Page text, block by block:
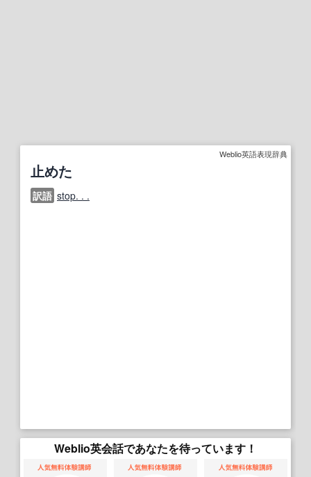
Weblio英語表現辞典
止めた
訳語 stop. . .
Weblio英会話であなたを待っています！